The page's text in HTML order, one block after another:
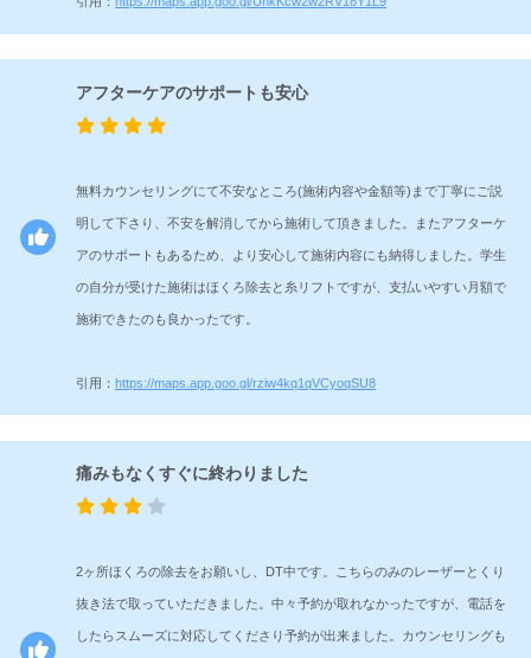
アフターケアのサポートも安心
無料カウンセリングにて不安なところ(施術内容や金額等)まで丁寧にご説
明して下さり、不安を解消してから施術して頂きました。またアフターケ
アのサポートもあるため、より安心して施術内容にも納得しました。学生
の自分が受けた施術はほくろ除去と糸リフトですが、支払いやすい月額で
施術できたのも良かったです。
引用： https://maps.app.goo.gl/rziw4kq1qVCyoqSU8
痛みもなくすぐに終わりました
2ヶ所ほくろの除去をお願いし、DT中です。こちらのみのレーザーとくり
抜き法で取っていただきました。中々予約が取れなかったですが、電話を
したらスムーズに対応してくださり予約が出来ました。カウンセリングも